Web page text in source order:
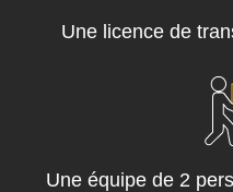
Une licence de
Une équipe de 2